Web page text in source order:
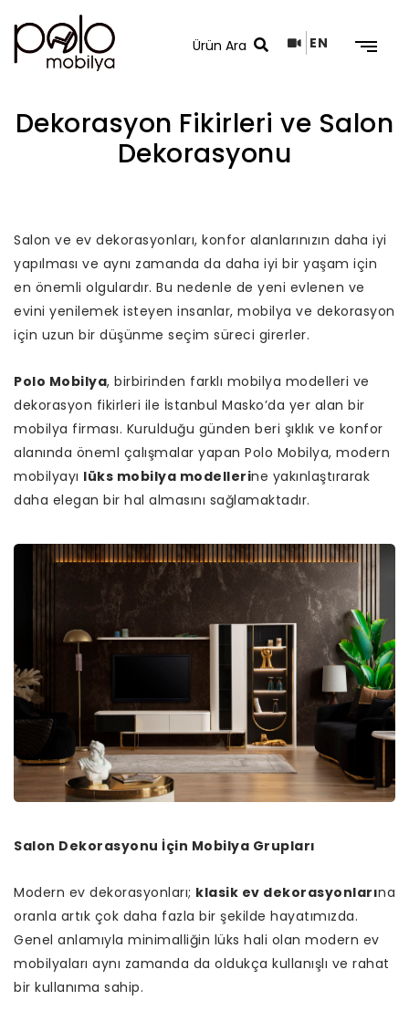
EN
Dekorasyon Fikirleri ve Salon
Dekorasyonu
Salon ve ev dekorasyonları, konfor alanlarınızın daha iyi
yapılması ve aynı zamanda da daha iyi bir yaşam için
en önemli olgulardır. Bu nedenle de yeni evlenen ve
evini yenilemek isteyen insanlar, mobilya ve dekorasyon
için uzun bir düşünme seçim süreci girerler.
Polo Mobilya, birbirinden farklı mobilya modelleri ve
dekorasyon fikirleri ile İstanbul Masko’da yer alan bir
mobilya firması. Kurulduğu günden beri şıklık ve konfor
alanında öneml çalışmalar yapan Polo Mobilya, modern
mobilyayı lüks mobilya modellerine yakınlaştırarak
daha elegan bir hal almasını sağlamaktadır.
Salon Dekorasyonu İçin Mobilya Grupları
Modern ev dekorasyonları; klasik ev dekorasyonlarına
oranla artık çok daha fazla bir şekilde hayatımızda.
Genel anlamıyla minimalliğin lüks hali olan modern ev
mobilyaları aynı zamanda da oldukça kullanışlı ve rahat
bir kullanıma sahip.
Arama Sonuçları